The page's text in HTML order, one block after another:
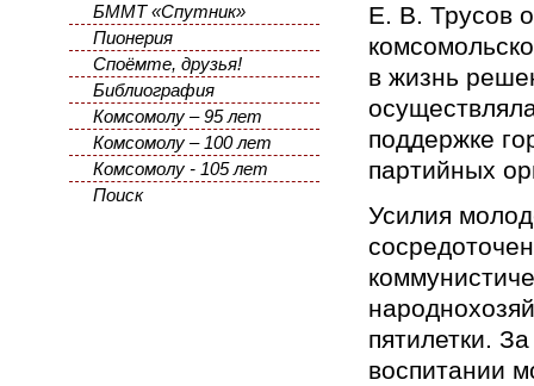
БММТ «Спутник»
Пионерия
Споёмте, друзья!
Библиография
Комсомолу – 95 лет
Комсомолу – 100 лет
Комсомолу - 105 лет
Поиск
Е. В. Трусов
в жизнь
поддержке
партийных
Усилия
пятилетки.
воспитании